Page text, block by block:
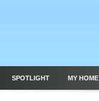
SPOTLIGHT MY HOME